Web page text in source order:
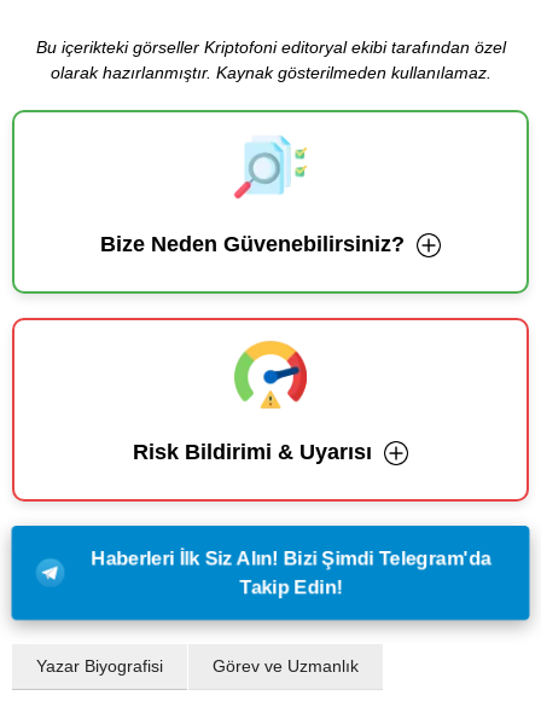
Bu içerikteki görseller Kriptofoni editoryal ekibi tarafından özel
olarak hazırlanmıştır. Kaynak gösterilmeden kullanılamaz.
Bize Neden Güvenebilirsiniz?
Risk Bildirimi & Uyarısı
Haberleri İlk Siz Alın! Bizi Şimdi Telegram'da
Takip Edin!
Yazar Biyografisi Görev ve Uzmanlık